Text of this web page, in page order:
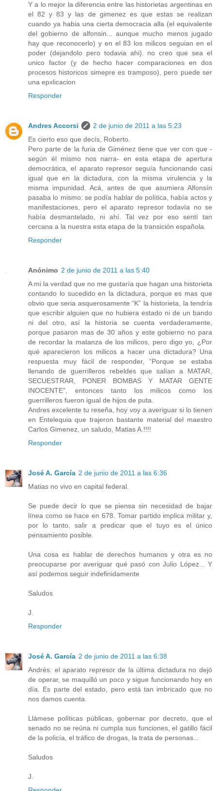
Y a lo mejor la diferencia entre las historietas argentinas en
el 82 y 83 y las de gimenez es que estas se realizan
cuando ya habia una cierta democracia alla (el equivalente
del gobierno de alfonsin... aunque mucho menos jugado
hay que reconocerlo) y en el 83 los milicos seguian en el
poder (dejandolo pero todavia ahi). no creo que sea el
unico factor (y de hecho hacer comparaciones en dos
procesos historicos simepre es tramposo), pero puede ser
una epxlicacion
Responder
Andres Accorsi
2 de junio de 2011 a las 5:23
Es cierto eso que decís, Roberto.
Pero parte de la furia de Giménez tiene que ver con que -
según él mismo nos narra- en esta etapa de apertura
democrática, el aparato represor seguía funcionando casi
igual que en la dictadura, con la misma virulencia y la
misma impunidad. Acá, antes de que asumiera Alfonsín
pasaba lo mismo: se podía hablar de política, había actos y
manifestaciones, pero el aparato represor todavía no se
había desmantelado, ni ahí. Tal vez por eso sentí tan
cercana a la nuestra esta etapa de la transición española.
Responder
Anónimo 2 de junio de 2011 a las 5:40
A mi la verdad que no me gustaría que hagan una historieta
contando lo sucedido en la dictadura, porque es mas que
obvio que seria asquerosamente “K” la historieta, la tendría
que escribir alguien que no hubiera estado ni de un bando
ni del otro, así la historia se cuenta verdaderamente,
porque pasaron mas de 30 años y este gobierno no para
de recordar la matanza de los milicos, pero digo yo, ¿Por
qué aparecieron los milicos a hacer una dictadura? Una
respuesta muy fácil de responder, “Porque se estaba
llenando de guerrilleros rebeldes que salían a MATAR,
SECUESTRAR, PONER BOMBAS Y MATAR GENTE
INOCENTE”, entonces tanto los milicos como los
guerrilleros fueron igual de hijos de puta.
Andres excelente tu reseña, hoy voy a averiguar si lo tienen
en Entelequia que trajeron bastante material del maestro
Carlos Gimenez, un saludo, Matias A.!!!!
Responder
José A. García 2 de junio de 2011 a las 6:36
Matias no vivo en capital federal.
Se puede decir lo que se piensa sin necesidad de bajar
línea como se hace en 678. Tomar partido implica militar y,
por lo tanto, salir a predicar que el tuyo es el único
pensamiento posible.
Una cosa es hablar de derechos humanos y otra es no
preocuparse por averiguar qué pasó con Julio López... Y
así podemos seguir indefinidamente
Saludos
J.
Responder
José A. García 2 de junio de 2011 a las 6:38
Andrés: el aparato represor de la última dictadura no dejó
de operar, se maquilló un poco y sigue funcionando hoy en
día. Es parte del estado, pero está tan imbricado que no
nos damos cuenta.
Llámese políticas públicas, gobernar por decreto, que el
senado no se reúna ni cumpla sus funciones, el gatillo fácil
de la policía, el tráfico de drogas, la trata de personas...
Saludos
J.